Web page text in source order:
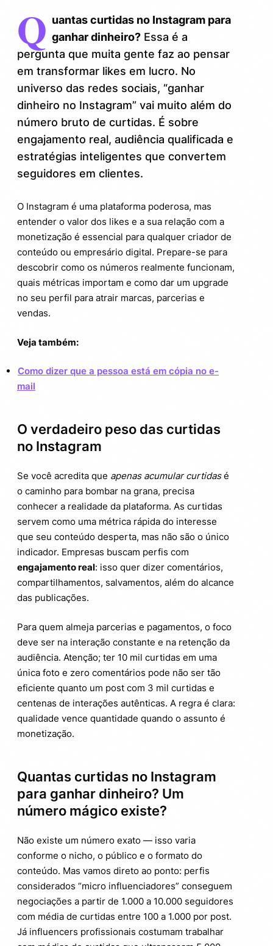
Instagram
2.
Quantas curtidas no Instagram para
ganhar dinheiro? Um número mágico
existe?
2.1. Fatores que influenciam na conversão
das curtidas em dinheiro
3.
Como transformar curtidas em
oportunidades de renda?
3.1.
4.
Curiosidades que talvez você não sabia
sobre curtidas e dinheiro no Instagram
Q uantas curtidas no Instagram para
ganhar dinheiro?Essa é a
pergunta que muita gente faz ao pensar
em transformar likes em lucro. No
universo das redes sociais, “ganhar
dinheiro no Instagram” vai muito além do
número bruto de curtidas. É sobre
engajamento real, audiência qualificada e
estratégias inteligentes que convertem
seguidores em clientes.
O Instagram é uma plataforma poderosa, mas
entender o valor dos likes e a sua relação com a
monetização é essencial para qualquer criador de
conteúdo ou empresário digital. Prepare-se para
descobrir como os números realmente funcionam,
quais métricas importam e como dar um upgrade
no seu perfil para atrair marcas, parcerias e
vendas.
Veja também:
Como dizer que a pessoa está em cópia no e-
mail
O verdadeiro peso das curtidas
no Instagram
Se você acredita que apenas acumular curtidasé
o caminho para bombar na grana, precisa
conhecer a realidade da plataforma. As curtidas
servem como uma métrica rápida do interesse
que seu conteúdo desperta, mas não são o único
indicador. Empresas buscam perfis com
engajamento real: isso quer dizer comentários,
compartilhamentos, salvamentos, além do alcance
das publicações.
Para quem almeja parcerias e pagamentos, o foco
deve ser na interação constante e na retenção da
audiência. Atenção; ter 10 mil curtidas em uma
única foto e zero comentários pode não ser tão
eficiente quanto um post com 3 mil curtidas e
centenas de interações autênticas. A regra é clara:
qualidade vence quantidade quando o assunto é
monetização.
Quantas curtidas no Instagram
para ganhar dinheiro? Um
número mágico existe?
Não existe um número exato — isso varia
conforme o nicho, o público e o formato do
conteúdo. Mas vamos direto ao ponto: perfis
considerados “micro influenciadores” conseguem
negociações a partir de 1.000 a 10.000 seguidores
com média de curtidas entre 100 a 1.000 por post.
Já influencers profissionais costumam trabalhar